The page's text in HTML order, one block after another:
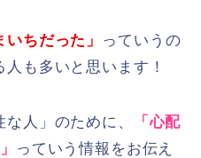
いちだった」 っていうの
も多いと思います！
人」のために、
「心配
っていう情報をお伝え